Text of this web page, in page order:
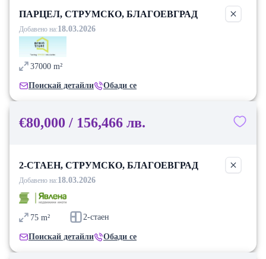
ПАРЦЕЛ, СТРУМСКО, БЛАГОЕВГРАД
Добавено на:18.03.2026
37000 m²
Поискай детайли Обади се
€80,000 / 156,466 лв.
2-СТАЕН, СТРУМСКО, БЛАГОЕВГРАД
Добавено на:18.03.2026
75 m² 2-стаен
Поискай детайли Обади се